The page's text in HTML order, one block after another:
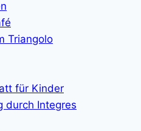
Triangolo
für Kinder
durch Integres